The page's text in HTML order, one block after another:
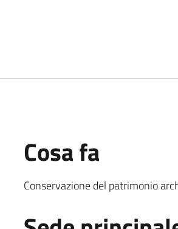
Cosa fa
Conservazione del patrimonio